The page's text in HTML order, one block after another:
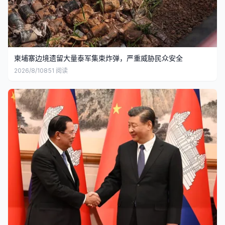
柬埔寨边境遗留大量泰军集束炸弹，严重威胁民众安全
2026/8/10851 阅读